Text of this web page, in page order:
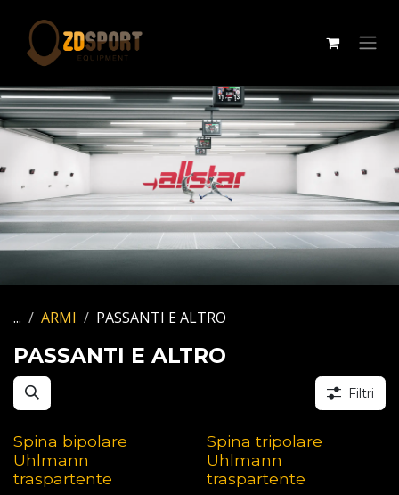
... ARMI PASSANTI E ALTRO
PASSANTI E ALTRO
Filtri
Spina bipolare
Uhlmann
traspartente
Spina tripolare
Uhlmann
traspartente